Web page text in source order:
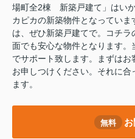
場町全2棟 新築戸建て」はい
カピカの新築物件となってい
は、ぜひ新築戸建てで。コチ
面でも安心な物件となります
でサポート致します。まずは
お申しつけください。それに
ます。
無料